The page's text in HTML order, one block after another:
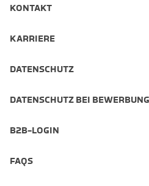
KONTAKT
KARRIERE
DATENSCHUTZ
DATENSCHUTZ BEI
B2B-LOGIN
FAQS